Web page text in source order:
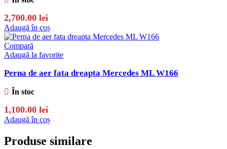
2,700.00 lei
Adaugă în coș
Compară
Adaugă la favorite
Perna de aer fata dreapta Mercedes ML W166
În stoc
1,100.00 lei
Adaugă în coș
Produse similare